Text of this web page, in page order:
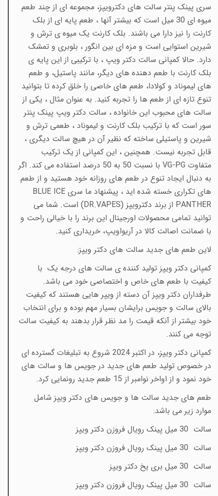
سری پینک پنتر سالت های دکترویپز، مجموعه ای از چند طعم
میوه ای 30 میل است که بیشتر آنها ، طعم پایه ای از بلک
کارنت را نیز دارا می باشند. بلک کارنت یک میوه ی ترش و
شیرین استوایی است و مزه ای بین انگور ، بلوبری و تمشک
دارد. حالا کمپانی سالت دکتر ویپ ، با ترکیبی از این پایه ی
بلک کارنت با طعم دهنده های دیگر، مانند پاستیل، و طعم
های لیموناد و کولادا، طعم های خاصی را خلق کرده تا بتوانید
تنوع تازه ای از طعم ها را تجربه کنید. به عنوان مثال ، یکی از
سالت های محبوب این خانواده ، سالت دکتر ویپ پینک پنتر
سور است که با ترکیب بلک کارنت و لیموناد ، طعمی ترش و
شیرین و پاستیلی ساخته که نظیر آن در هیچ سالت دیگری ،
قابل تجربه نیست. همچنین ، این کمپانی از یک ترکیب
متفاوت
VG-PG با نسبت 50 به 50 درصد استفاده می کند. اگر
به دنبال ایجاد تنوع در طعم های روزانه خود هستید و از طعم
های تکراری خسته شده اید ، پیشنهاد ما سری BLUE ICE
PANTHER از برند دکترویپز (DR.VAPES)
است. شما می
توانید تمامی محصولات اورجینال این برند را با خیالی راحت و
با ضمانت اصالت کالا در آریواویپ، خریداری کنید.
لاین طعم های جدید سالت های دکتر ویپز:
کمپانی دکتر ویپز تولید کننده ی سالت های درجه یک با
کیفیت با طعم های خاص و اختصاصی خود می باشد.
طرفداران دکتر ویپز آن دسته از ویپر هایی هستند که کیفیت
بالای سالت و جویس برایشان بسیار مهم بوده و برای انتخاب
خود بیشتر از آنکه قیمت را مد نظر قرار بدهند به کیفیت سالت
توجه می کنند.
کمپانی دکتر ویپز، در اکتبر 2024 شروع به تبلیغات گسترده ای
در خصوص تولید طعم های جدید در جویس ها و سالت های
خود نمود و از اواخر نوامبر از 15 طعم جدید رونمایی کرد.
طعم های جدید سالت ها و جویس های دکتر ویپز شامل
موارد زیر می باشد:
سالت 30 میل پینک رویال فروزن دکتر ویپز
سالت 30 میل پینک رویال فروزن دکتر ویپز
سالت 30 میل بری یخ دکتر ویپز
سالت 30 میل پینک رویال فروزن دکتر ویپز